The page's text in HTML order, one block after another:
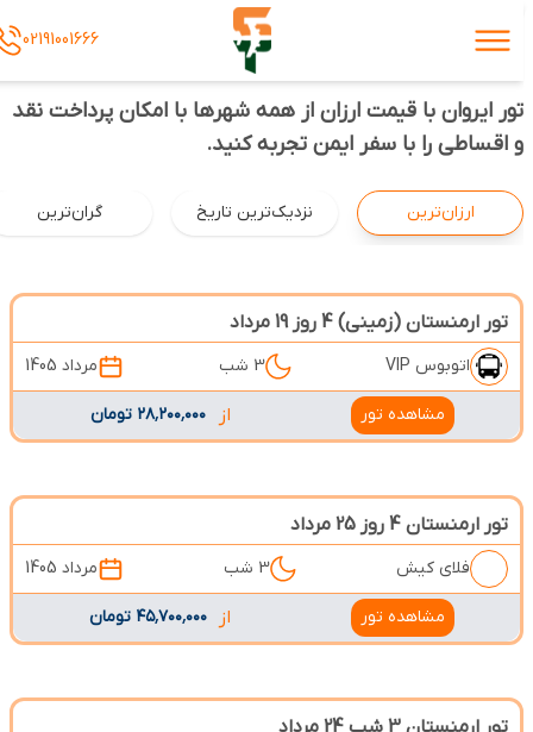
02191001666
تور ایروان با قیمت ارزان از همه شهرها با امکان پرداخت نقد
و اقساطی را با سفر ایمن تجربه کنید.
ارزان‌ترین نزدیک‌ترین تاریخ گران‌ترین
تور ارمنستان (زمینی) 4 روز 19 مرداد
اتوبوس VIP 3 شب مرداد 1405
مشاهده تور از ۲۸٬۲۰۰٬۰۰۰ تومان
تور ارمنستان 4 روز 25 مرداد
فلای کیش 3 شب مرداد 1405
مشاهده تور از ۴۵٬۷۰۰٬۰۰۰ تومان
تور ارمنستان 3 شب 24 مرداد